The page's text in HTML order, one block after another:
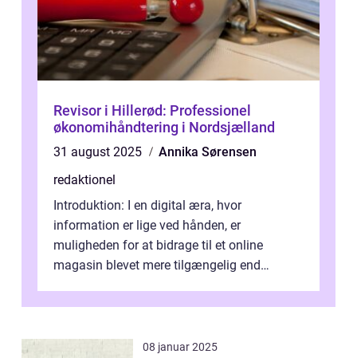
Revisor i Hillerød: Professionel
økonomihåndtering i Nordsjælland
31 august 2025
Annika Sørensen
redaktionel
Introduktion: I en digital æra, hvor
information er lige ved hånden, er
muligheden for at bidrage til et online
magasin blevet mere tilgængelig end
magas...
08 januar 2025